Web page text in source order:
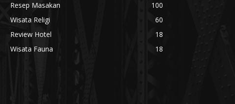
Resep Masakan
100
Wisata Religi
60
Review Hotel
18
Wisata Fauna
18